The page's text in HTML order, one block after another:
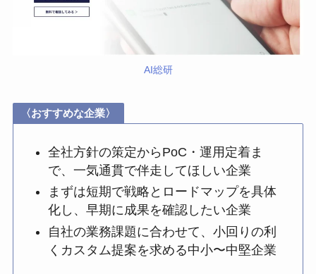
AI総研
〈おすすめな企業〉
全社方針の策定からPoC・運用定着ま
で、一気通貫で伴走してほしい企業
まずは短期で戦略とロードマップを具体
化し、早期に成果を確認したい企業
自社の業務課題に合わせて、小回りの利
くカスタム提案を求める中小〜中堅企業